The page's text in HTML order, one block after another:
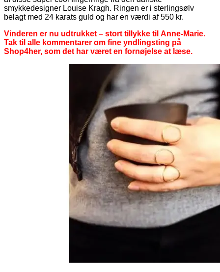
smykkedesigner Louise Kragh. Ringen er i sterlingsølv
belagt med 24 karats guld og har en værdi af 550 kr.
Vinderen er nu udtrukket – stort tillykke til Anne-Marie.
Tak til alle kommentarer om fine yndlingsting på
Shop4her, som det har været en fornøjelse at læse.